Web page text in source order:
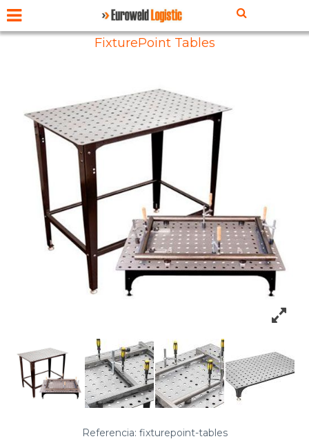
FixturePoint Tables
Referencia: fixturepoint-tables